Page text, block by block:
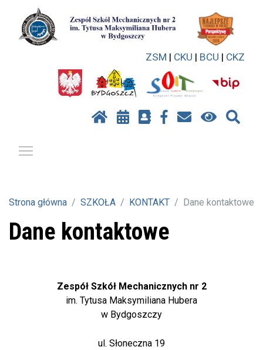
ZSM | CKU | BCU | CKZ
Strona główna SZKOŁA KONTAKT Dane kontaktowe
Dane kontaktowe
Zespół Szkół Mechanicznych nr 2
im. Tytusa Maksymiliana Hubera
w Bydgoszczy
ul. Słoneczna 19